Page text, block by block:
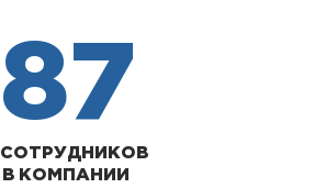
87
СОТРУДНИКОВ
В КОМПАНИИ